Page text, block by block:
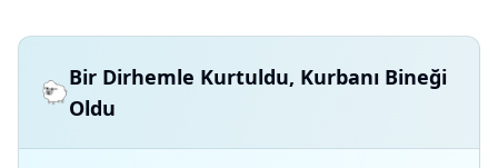
🐑Bir Dirhemle Kurtuldu, Kurbanı Bineği
Oldu